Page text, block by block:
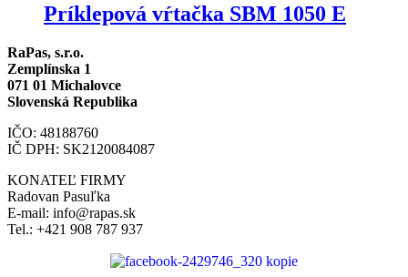
Príklepová vŕtačka SBM 1050 E
RaPas, s.r.o.
Zemplínska 1
071 01 Michalovce
Slovenská Republika
IČO: 48188760
IČ DPH: SK2120084087
KONATEĽ FIRMY
Radovan Pasuľka
E-mail: info@rapas.sk
Tel.: +421 908 787 937